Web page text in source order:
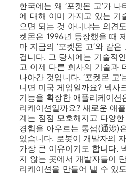
한국에는 왜 ‘포켓몬 고’가
에 대해 이미 가지고 있는 기
으면 되는 것 아니냐는 의견
켓몬은 1996년 등장했을 때
마 지금의 ‘포켓몬 고’와 같
겁니다. 그 당시에는 기술적
고 이제 다른 회사의 기술과
나아간 것입니다. ‘포켓몬 고
니면 미국 게임일까요? 넥사
기능을 확장한 애플리케이션
리케이션일까요? 새로운 애
계는 점점 모호해지고 다양
경험을 아우르는 통섭(通涉)
있습니다. 로봇이 개발자의
가장 큰 이유이기도 합니다.
지 않는 곳에서 개발자들이
리케이션을 만들어 낼 수 있